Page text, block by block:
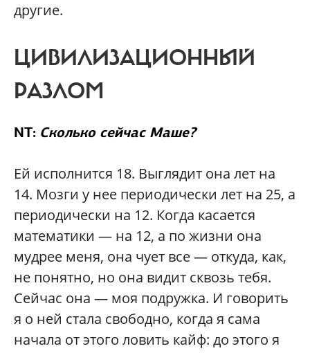
другие.
ЦИВИЛИЗАЦИОННЫЙ
РАЗЛОМ
NT: Сколько сейчас Маше?
Ей исполнится 18. Выглядит она лет на
14. Мозги у нее периодически лет на 25, а
периодически на 12. Когда касается
математики — на 12, а по жизни она
мудрее меня, она чует все — откуда, как,
не понятно, но она видит сквозь тебя.
Сейчас она — моя подружка. И говорить
я о ней стала свободно, когда я сама
начала от этого ловить кайф: до этого я